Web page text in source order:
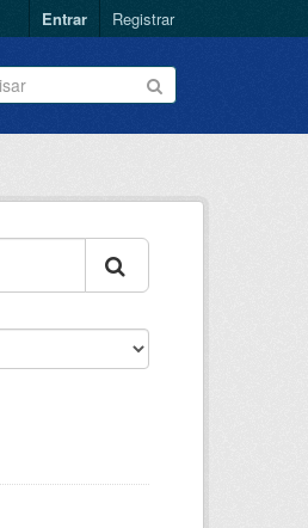
Entrar Registrar